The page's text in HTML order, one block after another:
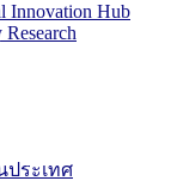
Innovation Hub
ประเทศ